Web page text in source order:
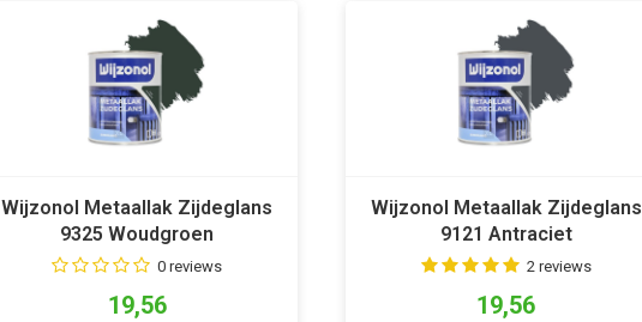
Wijzonol Metaallak Zijdeglans
9325 Woudgroen
0 reviews
19,56
Wijzonol Metaallak Zijdeglans
9121 Antraciet
2 reviews
19,56